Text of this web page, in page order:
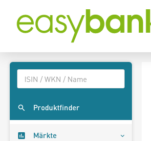
Produktfinder
Märkte